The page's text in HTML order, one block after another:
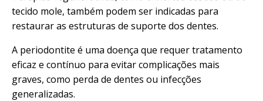
tecido mole, também podem ser indicadas para
restaurar as estruturas de suporte dos dentes.
A periodontite é uma doença que requer tratamento
eficaz e contínuo para evitar complicações mais
graves, como perda de dentes ou infecções
generalizadas.